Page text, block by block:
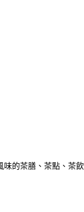
的茶膳、茶點、茶